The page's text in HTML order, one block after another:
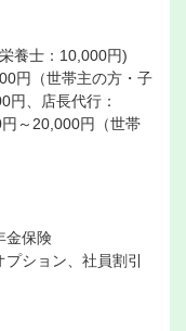
養士：10,000円)
円（世帯主の方・子
円、店長代行：
～20,000円（世帯
金保険
ション、社員割引